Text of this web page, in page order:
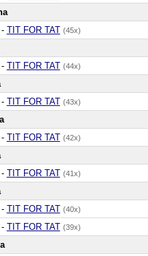
TIT FOR TAT (45x)
TIT FOR TAT (44x)
TIT FOR TAT (43x)
TIT FOR TAT (42x)
TIT FOR TAT (41x)
TIT FOR TAT (40x)
TIT FOR TAT (39x)